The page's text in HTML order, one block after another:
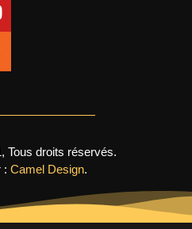
Tous droits réservés.
: Camel Design.